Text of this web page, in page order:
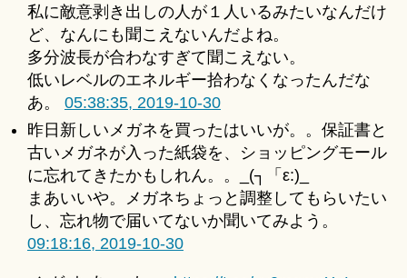
私に敵意剥き出しの人が１人いるみたいなんだけ
ど、なんにも聞こえないんだよね。
多分波長が合わなすぎて聞こえない。
低いレベルのエネルギー拾わなくなったんだな
あ。 05:38:35, 2019-10-30
昨日新しいメガネを買ったはいいが。。保証書と
古いメガネが入った紙袋を、ショッピングモール
に忘れてきたかもしれん。。_(┐「ε:)_
まあいいや。メガネちょっと調整してもらいたい
し、忘れ物で届いてないか聞いてみよう。
09:18:16, 2019-10-30